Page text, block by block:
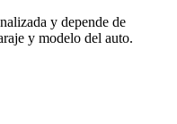
y depende de
y modelo del auto.